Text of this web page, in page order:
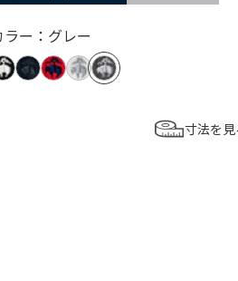
ラー：グレー
寸法を見